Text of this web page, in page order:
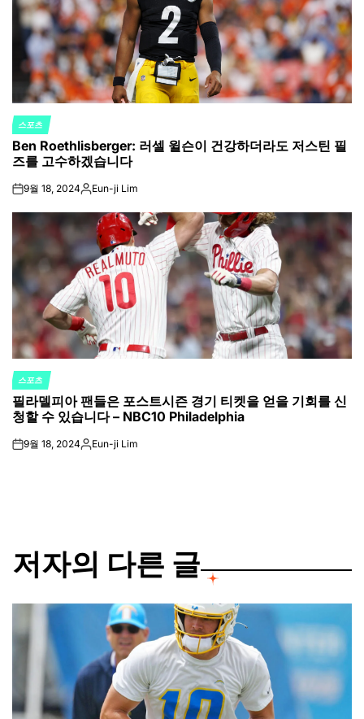
POSTED
IN
스포츠
Ben Roethlisberger: 러셀 윌슨이 건강하더라도 저스틴 필
즈를 고수하겠습니다
on9월 18, 2024Posted
Eun-ji Lim
POSTED
IN
스포츠
필라델피아 팬들은 포스트시즌 경기 티켓을 얻을 기회를 신
청할 수 있습니다 – NBC10 Philadelphia
on9월 18, 2024Posted
Eun-ji Lim
저자의 다른 글